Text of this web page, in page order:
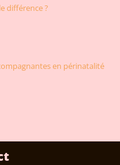
différence ?
en périnatalité